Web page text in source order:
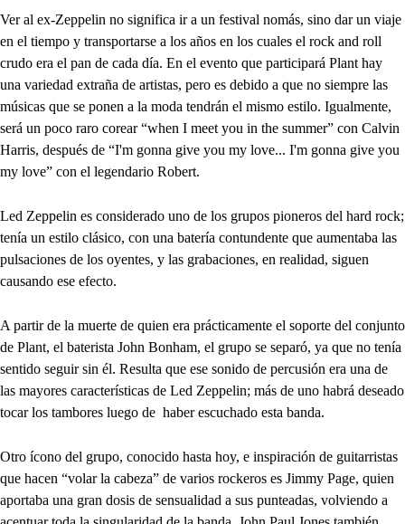
Ver al ex-Zeppelin no significa ir a un festival nomás, sino dar un viaje
en el tiempo y transportarse a los años en los cuales el rock and roll
crudo era el pan de cada día. En el evento que participará Plant hay
una variedad extraña de artistas, pero es debido a que no siempre las
músicas que se ponen a la moda tendrán el mismo estilo. Igualmente,
será un poco raro corear “when I meet you in the summer” con Calvin
Harris, después de “I'm gonna give you my love... I'm gonna give you
my love” con el legendario Robert.
Led Zeppelin es considerado uno de los grupos pioneros del hard rock;
tenía un estilo clásico, con una batería contundente que aumentaba las
pulsaciones de los oyentes, y las grabaciones, en realidad, siguen
causando ese efecto.
A partir de la muerte de quien era prácticamente el soporte del conjunto
de Plant, el baterista John Bonham, el grupo se separó, ya que no tenía
sentido seguir sin él. Resulta que ese sonido de percusión era una de
las mayores características de Led Zeppelin; más de uno habrá deseado
tocar los tambores luego de haber escuchado esta banda.
Otro ícono del grupo, conocido hasta hoy, e inspiración de guitarristas
que hacen “volar la cabeza” de varios rockeros es Jimmy Page, quien
aportaba una gran dosis de sensualidad a sus punteadas, volviendo a